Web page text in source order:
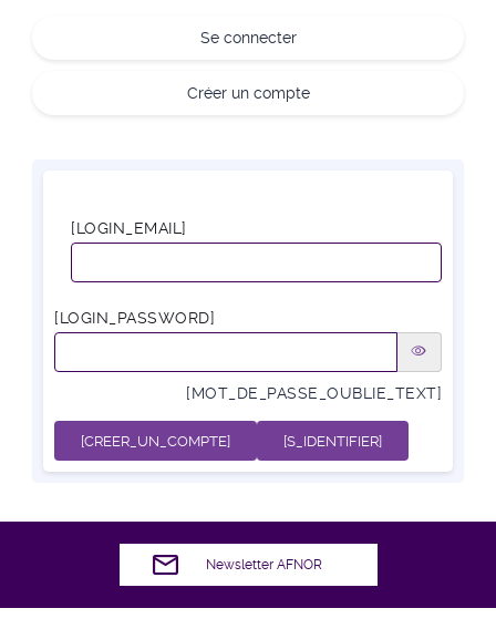
Se connecter
Créer un compte
[LOGIN_EMAIL]
[LOGIN_PASSWORD]
[MOT_DE_PASSE_OUBLIE_TEXT]
[CREER_UN_COMPTE] [S_IDENTIFIER]
Newsletter AFNOR